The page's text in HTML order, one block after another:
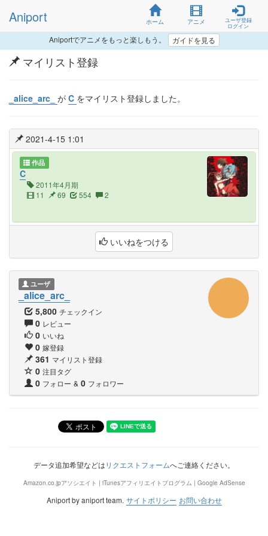
Aniport ホーム アニメ
ユーザ登録
ログイン
Aniportでアニメをもっと楽しもう。 ガイドを見る
マイリスト登録
_alice_arc_ が C をマイリスト登録しました。
2021-4-15 1:01
作品
C
2011年4月期
11
69 554 2
いいねをつける
ユーザ
_alice_arc_
5,800 チェックイン
0 レビュー
0 いいね
0 嫁登録
361 マイリスト登録
0 注目タグ
0 フォロー & 0 フォロワー
データ追加希望などはリクエストフォームへご連絡ください。
Amazon.co.jpアソシエイト | iTunesアフィリエイトプログラム | Google AdSense
Aniport by aniport team. サイトポリシー お問い合わせ